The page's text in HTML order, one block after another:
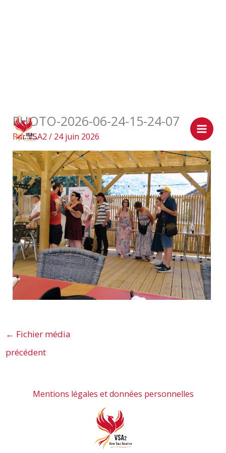
contenu
PHOTO-2026-06-24-15-24-07
ParVSA2 / 24 juin 2026
← Fichier média
précédent
Mentions légales et données personnelles